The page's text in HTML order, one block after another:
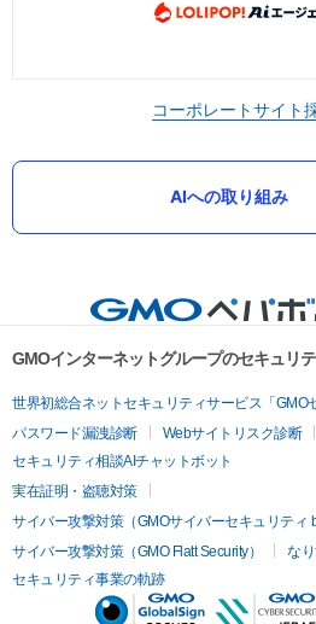
コーポレートサイト
AIへの取り組み
GMOインターネットグループのセキュリ
世界初総合ネットセキュリティサービス「GMO
パスワード漏洩診断
Webサイトリスク診断
セキュリティ相談AIチャットボット
実在証明・盗聴対策
サイバー攻撃対策（GMOサイバーセキュリティ
サイバー攻撃対策（GMO Flatt Security）
な
セキュリティ事業の軌跡